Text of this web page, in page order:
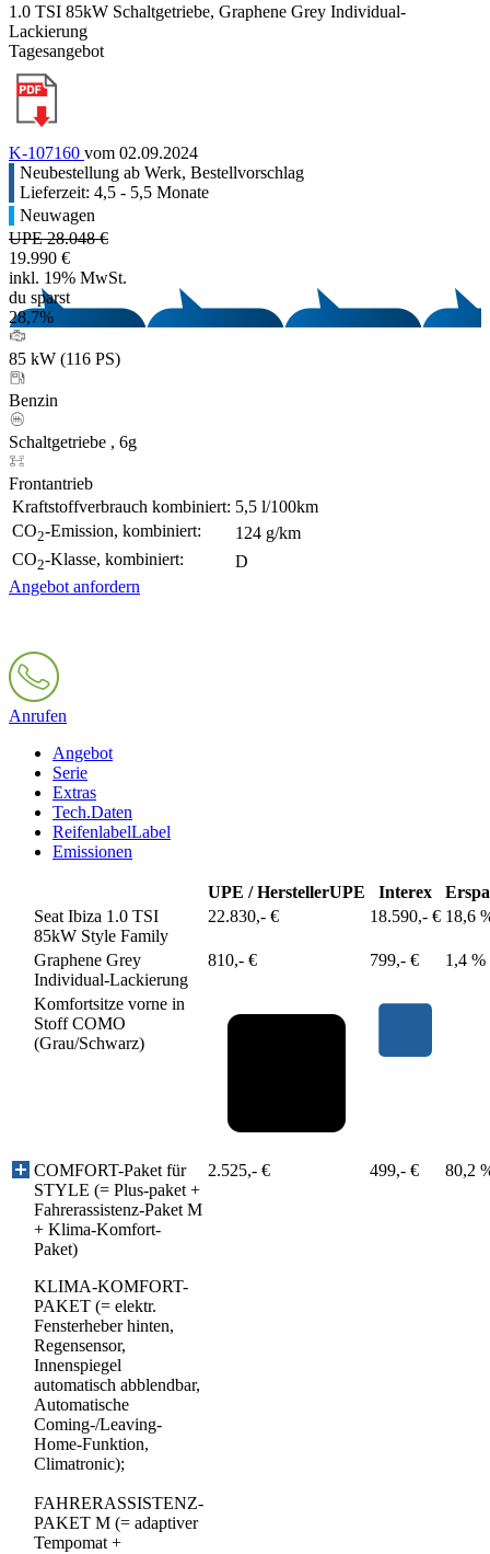
1.0 TSI 85kW Schaltgetriebe, Graphene Grey Individual-
Lackierung
Tagesangebot
K-107160 vom 02.09.2024
Neubestellung ab Werk, Bestellvorschlag
Lieferzeit: 4,5 - 5,5 Monate
Neuwagen
UPE 28.048 €
19.990 €
inkl. 19% MwSt.
du sparst
28,7%
85 kW (116 PS)
Benzin
Schaltgetriebe , 6g
Frontantrieb
Kraftstoffverbrauch kombiniert: 5,5 l/100km
CO2-Emission, kombiniert:
124 g/km
CO2-Klasse, kombiniert:
D
Angebot anfordern
Anrufen
Angebot
Serie
Extras
Tech.Daten
ReifenlabelLabel
Emissionen
UPE / HerstellerUPE Interex
Seat Ibiza 1.0 TSI
85kW Style Family
22.830,- € 18.590,- € 18,6
Graphene Grey
Individual-Lackierung
810,- € 799,- € 1,4 %
Komfortsitze vorne in
Stoff COMO
(Grau/Schwarz)
COMFORT-Paket für
STYLE (= Plus-paket +
Fahrerassistenz-Paket M
+ Klima-Komfort-
Paket)
KLIMA-KOMFORT-
PAKET (= elektr.
Fensterheber hinten,
Regensensor,
Innenspiegel
automatisch abblendbar,
Automatische
Coming-/Leaving-
Home-Funktion,
Climatronic);
FAHRERASSISTENZ-
PAKET M (= adaptiver
Tempomat +
2.525,- € 499,- € 80,2